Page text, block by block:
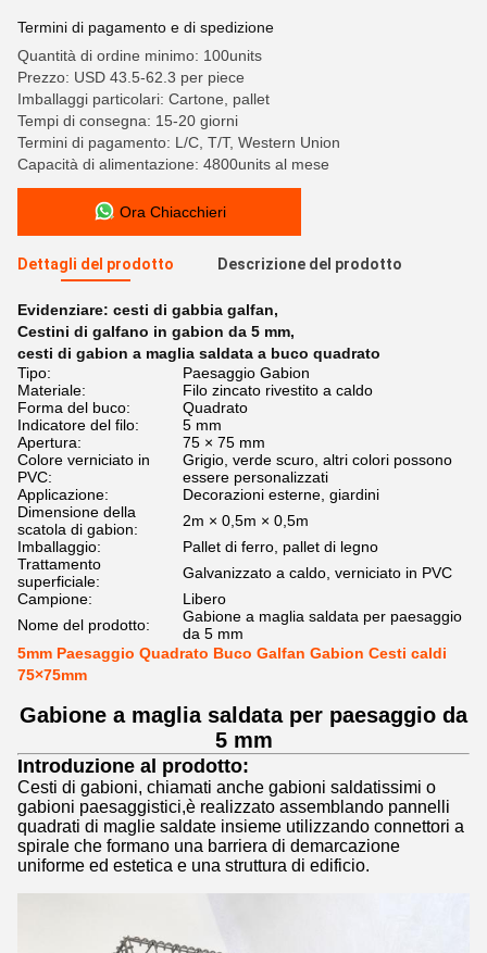
Termini di pagamento e di spedizione
Quantità di ordine minimo: 100units
Prezzo: USD 43.5-62.3 per piece
Imballaggi particolari: Cartone, pallet
Tempi di consegna: 15-20 giorni
Termini di pagamento: L/C, T/T, Western Union
Capacità di alimentazione: 4800units al mese
Ora Chiacchieri
Dettagli del prodotto Descrizione del prodotto
Evidenziare: cesti di gabbia galfan,
Cestini di galfano in gabion da 5 mm,
cesti di gabion a maglia saldata a buco quadrato
Tipo:
Paesaggio Gabion
Materiale:
Filo zincato rivestito a caldo
Forma del buco:
Quadrato
Indicatore del filo:
5 mm
Apertura:
75 × 75 mm
Colore verniciato in
PVC:
Grigio, verde scuro, altri colori possono
essere personalizzati
Applicazione:
Decorazioni esterne, giardini
Dimensione della
scatola di gabion:
2m × 0,5m × 0,5m
Imballaggio:
Pallet di ferro, pallet di legno
Trattamento
superficiale:
Galvanizzato a caldo, verniciato in PVC
Campione:
Libero
Nome del prodotto:
Gabione a maglia saldata per paesaggio
da 5 mm
5mm Paesaggio Quadrato Buco Galfan Gabion Cesti caldi
75×75mm
Gabione a maglia saldata per paesaggio da
5 mm
Introduzione al prodotto:
Cesti di gabioni, chiamati anche gabioni saldatissimi o
gabioni paesaggistici,è realizzato assemblando pannelli
quadrati di maglie saldate insieme utilizzando connettori a
spirale che formano una barriera di demarcazione
uniforme ed estetica e una struttura di edificio.